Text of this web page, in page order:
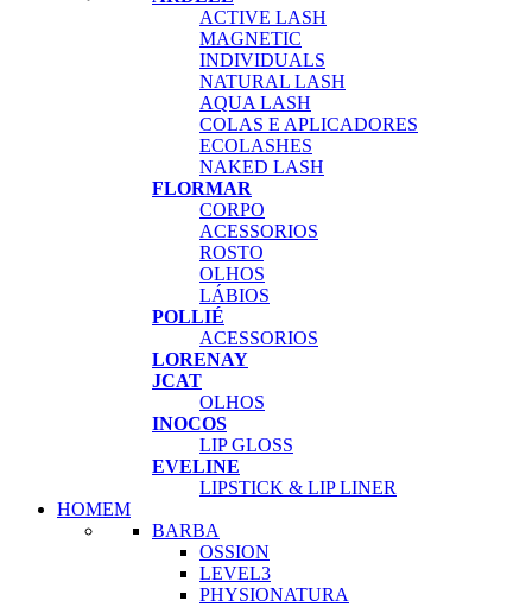
ACTIVE LASH
MAGNETIC
INDIVIDUALS
NATURAL LASH
AQUA LASH
COLAS E APLICADORES
ECOLASHES
NAKED LASH
FLORMAR
CORPO
ACESSORIOS
ROSTO
OLHOS
LÁBIOS
POLLIÉ
ACESSORIOS
LORENAY
JCAT
OLHOS
INOCOS
LIP GLOSS
EVELINE
LIPSTICK & LIP LINER
HOMEM
BARBA
OSSION
LEVEL3
PHYSIONATURA